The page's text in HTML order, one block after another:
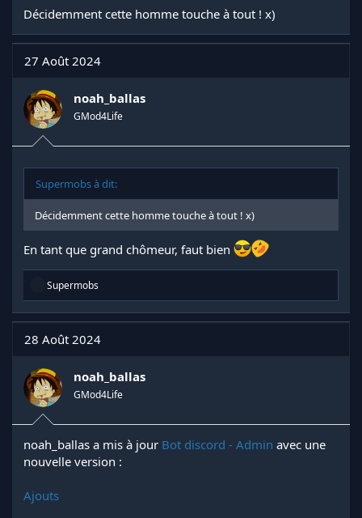
node...
Décidemment cette homme touche à tout ! x)
27 Août 2024
noah_ballas
GMod4Life
Supermobs à dit:
Décidemment cette homme touche à tout ! x)
En tant que grand chômeur, faut bien
R
a
c
t
n
s
:
Supermobs
28 Août 2024
noah_ballas
GMod4Life
noah_ballas a mis à jour Bot discord - Admin avec une
nouvelle version :
Ajouts